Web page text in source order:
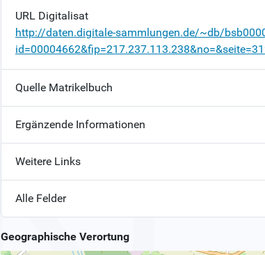
URL Digitalisat
http://daten.digitale-sammlungen.de/~db/
Quelle Matrikelbuch
Ergänzende Informationen
Weitere Links
Alle Felder
Geographische Verortung